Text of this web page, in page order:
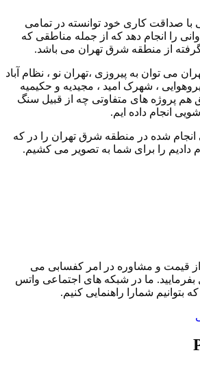
صداقت کاری خود توانسته در تمامی
را انجام دهد که از جمله مناطقی که
از منطقه شرق تهران می باشد.
می توان به پیروزی ،تهران نو ، نظام آباد
، شهرک امید ، مجیدیه و حکیمیه
هم پروژه های متفاوتی چه از قبیل سنگ
انجام داده ایم.
انجام شده در منطقه شرق تهران را در که
دادیم را برای شما به تصویر می کشیم.
قیمت و مشاوره در امر کفسابی می
بفرمایید. ما در شبکه های اجتماعی واتس
بتوانیم شمارا راهنمایی کنیم.